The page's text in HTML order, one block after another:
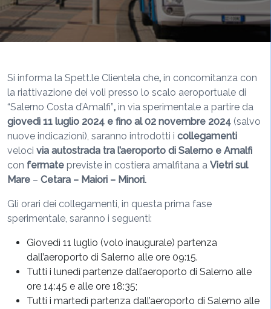
Si informa la Spett.le Clientela che, in concomitanza con
la riattivazione dei voli presso lo scalo aeroportuale di
“Salerno Costa d’Amalfi”, in via sperimentale a partire da
giovedì 11 luglio 2024 e fino al 02 novembre 2024 (salvo
nuove indicazioni), saranno introdotti i collegamenti
veloci via autostrada tra l’aeroporto di Salerno e Amalfi
con fermate previste in costiera amalfitana a Vietri sul
Mare – Cetara – Maiori – Minori.
Gli orari dei collegamenti, in questa prima fase
sperimentale, saranno i seguenti:
Giovedì 11 luglio (volo inaugurale) partenza
dall’aeroporto di Salerno alle ore 09:15.
Tutti i lunedì partenze dall’aeroporto di Salerno alle
ore 14:45 e alle ore 18:35;
Tutti i martedì partenza dall’aeroporto di Salerno alle